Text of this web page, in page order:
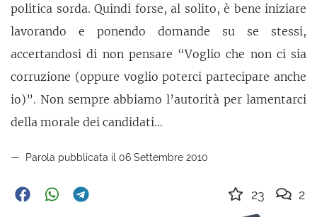
politica sorda. Quindi forse, al solito, è bene iniziare
lavorando e ponendo domande su se stessi,
accertandosi di non pensare “Voglio che non ci sia
corruzione (oppure voglio poterci partecipare anche
io)”. Non sempre abbiamo l’autorità per lamentarci
della morale dei candidati…
Parola pubblicata il 06 Settembre 2010
23 2